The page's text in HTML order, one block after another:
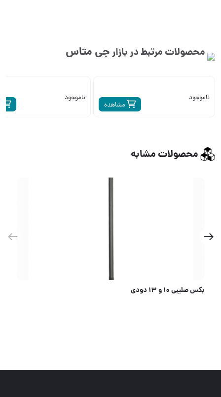
محصولات مرتبط در بازارجی متاس
مشاهده
ناموجود ناموجود
محصولات مشابه
میخکوب ویوارکس